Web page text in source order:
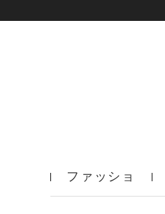
ファッショ